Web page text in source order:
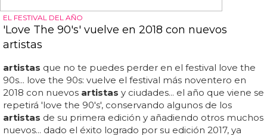
de multitudes (y subir la audiencia por el camino)... ¿te
parecen bien los invitados? ¿que crees que debería
cantar adele? ¿alguna canción que no sea 'someone like